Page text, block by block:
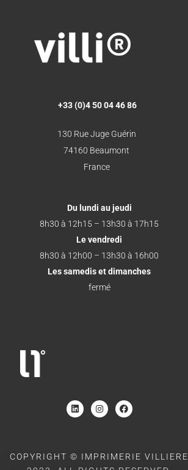
+33 (0)4 50 04 46 86
130 Rue Juge Guérin
74160 Beaumont
France
Du lundi au jeudi
8h30 à 12h15 – 13h30 à 17h15
Le vendredi
8h30 à 12h00 – 13h30 à 16h00
Les samedis et dimanches
fermé
COPYRIGHT © IMPRIMERIE VILLIERE